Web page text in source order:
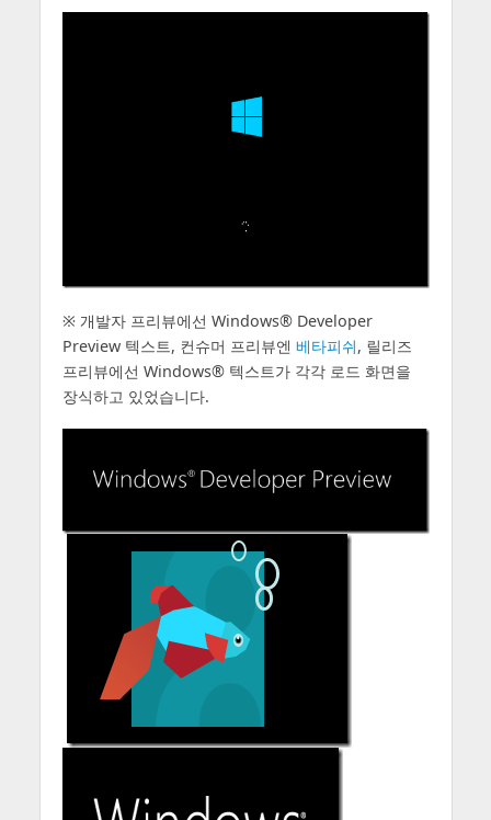
※ 개발자 프리뷰에선 Windows® Developer
Preview 텍스트, 컨슈머 프리뷰엔 베타피쉬, 릴리즈
프리뷰에선 Windows® 텍스트가 각각 로드 화면을
장식하고 있었습니다.